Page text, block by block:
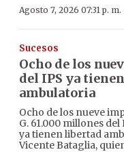
Agosto 7, 2026 07:31 p. m.
Sucesos
Ocho de los
del IPS ya
ambulatoria
Ocho de los nueve
G. 61.000 millones
ya tienen libertad
Vicente Bataglia,